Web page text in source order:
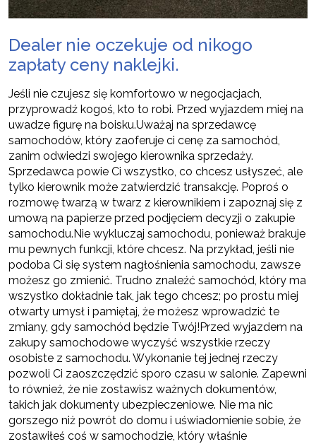
Dealer nie oczekuje od nikogo
zapłaty ceny naklejki.
Jeśli nie czujesz się komfortowo w negocjacjach,
przyprowadź kogoś, kto to robi. Przed wyjazdem miej na
uwadze figurę na boisku.Uważaj na sprzedawcę
samochodów, który zaoferuje ci cenę za samochód,
zanim odwiedzi swojego kierownika sprzedaży.
Sprzedawca powie Ci wszystko, co chcesz usłyszeć, ale
tylko kierownik może zatwierdzić transakcję. Poproś o
rozmowę twarzą w twarz z kierownikiem i zapoznaj się z
umową na papierze przed podjęciem decyzji o zakupie
samochodu.Nie wykluczaj samochodu, ponieważ brakuje
mu pewnych funkcji, które chcesz. Na przykład, jeśli nie
podoba Ci się system nagłośnienia samochodu, zawsze
możesz go zmienić. Trudno znaleźć samochód, który ma
wszystko dokładnie tak, jak tego chcesz; po prostu miej
otwarty umysł i pamiętaj, że możesz wprowadzić te
zmiany, gdy samochód będzie Twój!Przed wyjazdem na
zakupy samochodowe wyczyść wszystkie rzeczy
osobiste z samochodu. Wykonanie tej jednej rzeczy
pozwoli Ci zaoszczędzić sporo czasu w salonie. Zapewni
to również, że nie zostawisz ważnych dokumentów,
takich jak dokumenty ubezpieczeniowe. Nie ma nic
gorszego niż powrót do domu i uświadomienie sobie, że
zostawiłeś coś w samochodzie, który właśnie